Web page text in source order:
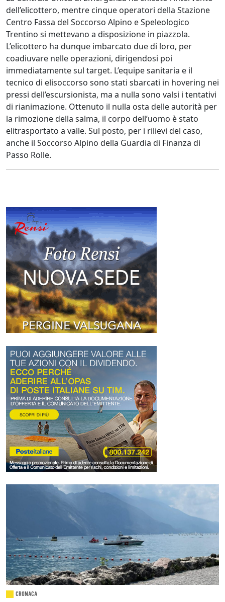
dell’elicottero, mentre cinque operatori della Stazione
Centro Fassa del Soccorso Alpino e Speleologico
Trentino si mettevano a disposizione in piazzola.
L’elicottero ha dunque imbarcato due di loro, per
coadiuvare nelle operazioni, dirigendosi poi
immediatamente sul target. L’equipe sanitaria e il
tecnico di elisoccorso sono stati sbarcati in hovering nei
pressi dell’escursionista, ma a nulla sono valsi i tentativi
di rianimazione. Ottenuto il nulla osta delle autorità per
la rimozione della salma, il corpo dell’uomo è stato
elitrasportato a valle. Sul posto, per i rilievi del caso,
anche il Soccorso Alpino della Guardia di Finanza di
Passo Rolle.
CRONACA